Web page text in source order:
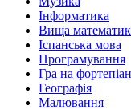
Інформатика
Вища
Іспанська мова
Програмування
Гра на
Географія
Малювання